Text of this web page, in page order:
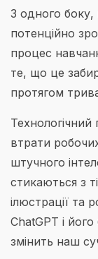
З одного боку,
потенційно
процес
те, що це
протягом
втрати
штучного
стикаються з
ілюстрації та
ChatGPT і
змінить наш